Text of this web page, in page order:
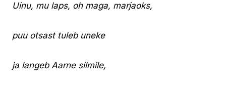
Uinu, mu laps, oh maga, marjaoks,
puu otsast tuleb uneke
ja langeb Aarne silmile,